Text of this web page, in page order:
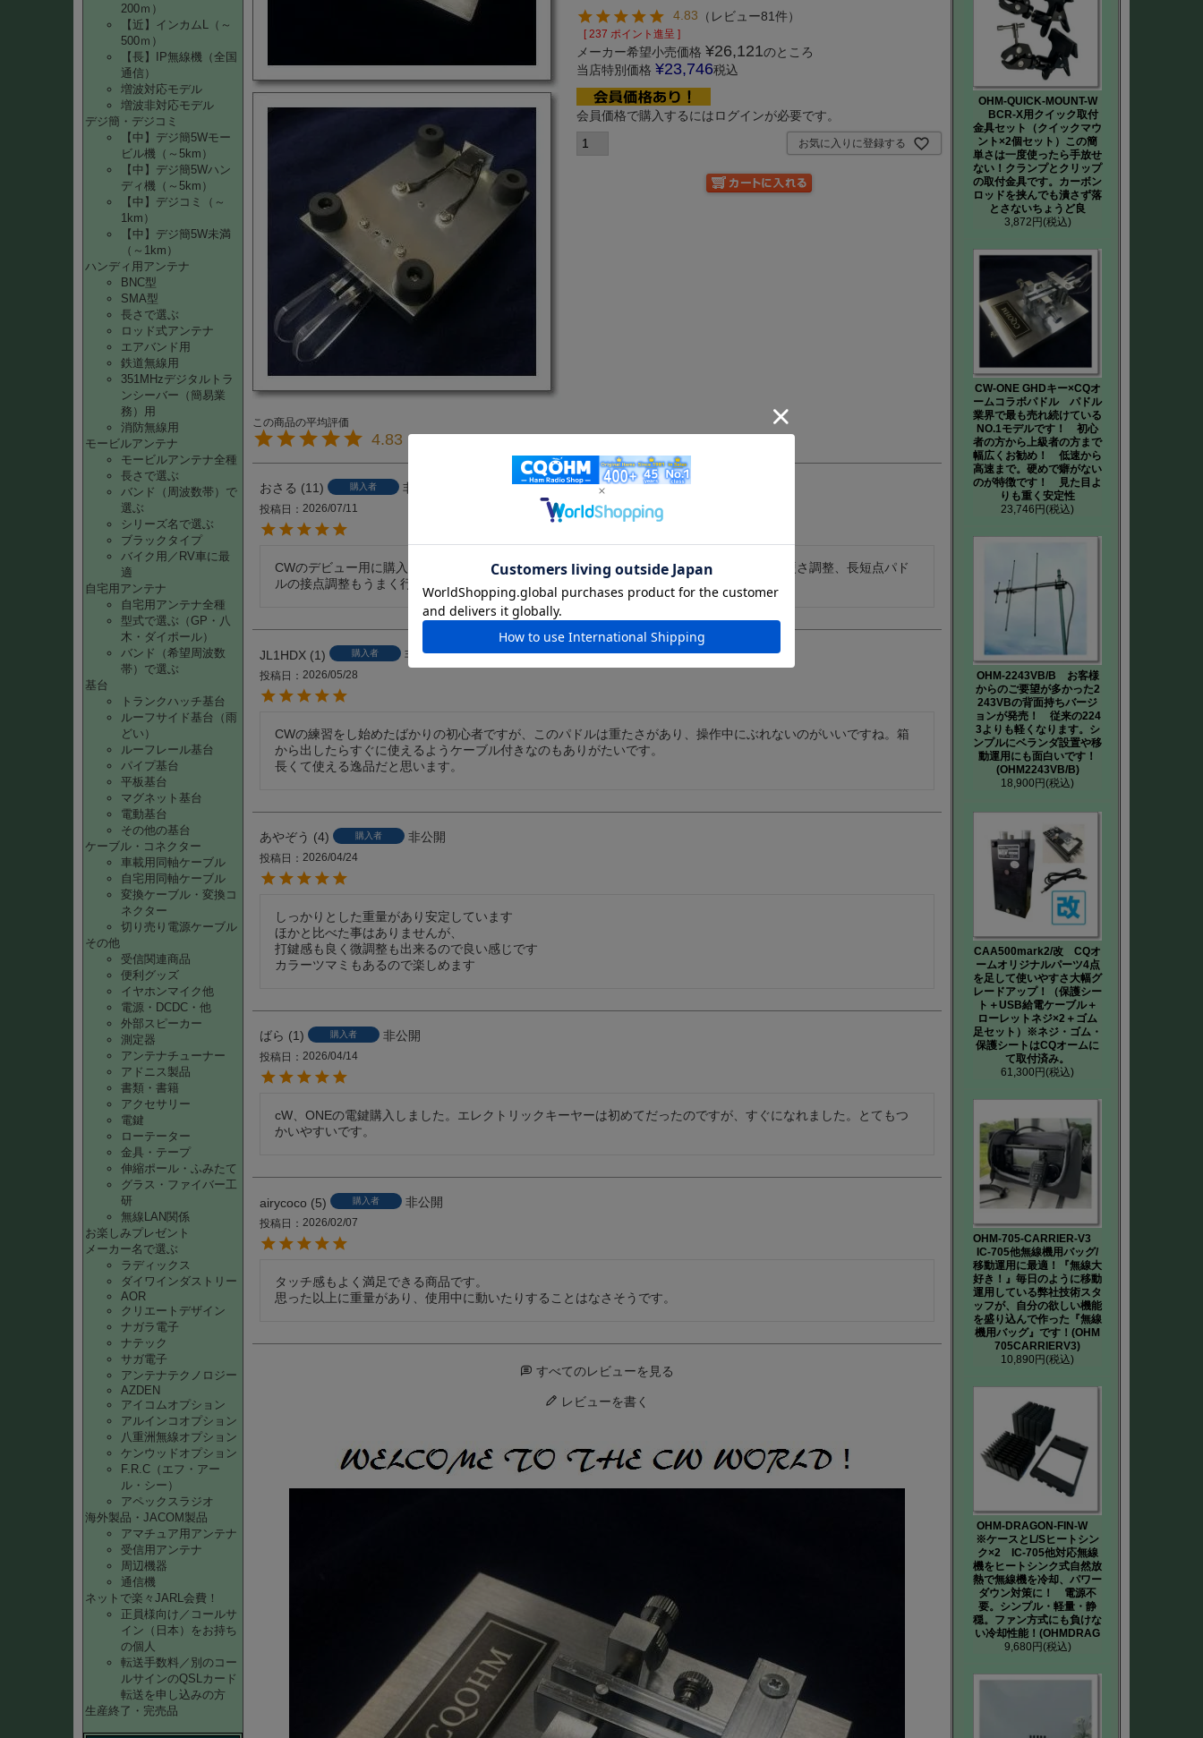
200ｍ）
【近】インカムL（～
500ｍ）
【長】IP無線機（全国
通信）
増波対応モデル
増波非対応モデル
デジ簡・デジコミ
【中】デジ簡5Wモー
ビル機（～5km）
【中】デジ簡5Wハン
ディ機（～5km）
【中】デジコミ（～
1km）
【中】デジ簡5W未満
（～1km）
ハンディ用アンテナ
BNC型
SMA型
長さで選ぶ
ロッド式アンテナ
エアバンド用
鉄道無線用
351MHzデジタルトラ
ンシーバー（簡易業
務）用
消防無線用
モービルアンテナ
モービルアンテナ全種
長さで選ぶ
バンド（周波数帯）で
選ぶ
シリーズ名で選ぶ
ブラックタイプ
バイク用／RV車に最
適
自宅用アンテナ
自宅用アンテナ全種
型式で選ぶ（GP・八
木・ダイポール）
バンド（希望周波数
帯）で選ぶ
基台
トランクハッチ基台
ルーフサイド基台（雨
どい）
ルーフレール基台
パイプ基台
平板基台
マグネット基台
電動基台
その他の基台
ケーブル・コネクター
車載用同軸ケーブル
自宅用同軸ケーブル
変換ケーブル・変換コ
ネクター
切り売り電源ケーブル
その他
受信関連商品
便利グッズ
イヤホンマイク他
電源・DCDC・他
外部スピーカー
測定器
アンテナチューナー
アドニス製品
書類・書籍
アクセサリー
電鍵
ローテーター
金具・テープ
伸縮ポール・ふみたて
グラス・ファイバー工
研
無線LAN関係
お楽しみプレゼント
メーカー名で選ぶ
ラディックス
ダイワインダストリー
AOR
クリエートデザイン
ナガラ電子
ナテック
サガ電子
アンテナテクノロジー
AZDEN
アイコムオプション
アルインコオプション
八重洲無線オプション
ケンウッドオプション
F.R.C（エフ・アー
ル・シー）
アペックスラジオ
海外製品・JACOM製品
アマチュア用アンテナ
受信用アンテナ
周辺機器
通信機
ネットで楽々JARL会費！
正員様向け／コールサ
イン（日本）をお持ち
の個人
転送手数料／別のコー
ルサインのQSLカード
転送を申し込みの方
生産終了・完売品
4.83 （ レビュー81件）
[ 237 ポイント進呈 ]
メーカー希望小売価格 ¥26,121のところ
当店特別価格 ¥23,746税込
会員価格で購入するにはログインが必要です。
お気に入りに登録する
4.83
おさる 11 購入者 非公開
投稿日 2026/07/11
CWのデビュー用に購入しました。重さも十分あって安定して操作できています。パドルの硬さ調整、長短点パド
ルの接点調整もうまく行っています。購入して良かった製品です。
JL1HDX 1 購入者 非公開
投稿日 2026/05/28
CWの練習をし始めたばかりの初心者ですが、このパドルは重たさがあり、操作中にぶれないのがいいですね。箱
から出したらすぐに使えるようケーブル付きなのもありがたいです。
長くて使える逸品だと思います。
あやぞう 4 購入者 非公開
投稿日 2026/04/24
しっかりとした重量があり安定しています
ほかと比べた事はありませんが、
打鍵感も良く微調整も出来るので良い感じです
カラーツマミもあるので楽しめます
ばら 1 購入者 非公開
投稿日 2026/04/14
cW、ONEの電鍵購入しました。エレクトリックキーヤーは初めてだったのですが、すぐになれました。とてもつ
かいやすいです。
airycoco 5 購入者 非公開
投稿日 2026/02/07
タッチ感もよく満足できる商品です。
思った以上に重量があり、使用中に動いたりすることはなさそうです。
すべてのレビューを見る
レビューを書く
OHM-QUICK-MOUNT-W
BCR-X用クイック取付
金具セット（クイックマウ
ント×2個セット）この簡
単さは一度使ったら手放せ
ない！クランプとクリップ
の取付金具です。カーボン
ロッドを挟んでも潰さず落
とさないちょうど良
3,872円(税込)
CW-ONE GHDキー×CQオ
ームコラボパドル パドル
業界で最も売れ続けている
NO.1モデルです！ 初心
者の方から上級者の方まで
幅広くお勧め！ 低速から
高速まで。硬めで癖がない
のが特徴です！ 見た目よ
りも重く安定性
23,746円(税込)
OHM-2243VB/B お客様
からのご要望が多かった2
243VBの背面持ちバージ
ョンが発売！ 従来の224
3よりも軽くなります。シ
ンプルにベランダ設置や移
動運用にも面白いです！
(OHM2243VB/B)
18,900円(税込)
CAA500mark2/改 CQオ
ームオリジナルパーツ4点
を足して使いやすさ大幅グ
レードアップ！（保護シー
ト＋USB給電ケーブル＋
ローレットネジ×2＋ゴム
足セット）※ネジ・ゴム・
保護シートはCQオームに
て取付済み。
61,300円(税込)
OHM-705-CARRIER-V3
IC-705他無線機用バッグ/
移動運用に最適！『無線大
好き！』毎日のように移動
運用している弊社技術スタ
ッフが、自分の欲しい機能
を盛り込んで作った『無線
機用バッグ』です！(OHM
705CARRIERV3)
10,890円(税込)
OHM-DRAGON-FIN-W
※ケースとL/Sヒートシン
ク×2 IC-705他対応無線
機をヒートシンク式自然放
熱で無線機を冷却、パワー
ダウン対策に！ 電源不
要。シンプル・軽量・静
穏。ファン方式にも負けな
い冷却性能！(OHMDRAG
9,680円(税込)